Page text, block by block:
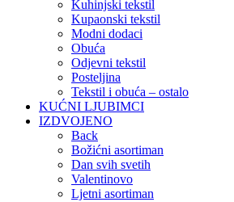
Kuhinjski tekstil
Kupaonski tekstil
Modni dodaci
Obuća
Odjevni tekstil
Posteljina
Tekstil i obuća – ostalo
KUĆNI LJUBIMCI
IZDVOJENO
Back
Božićni asortiman
Dan svih svetih
Valentinovo
Ljetni asortiman